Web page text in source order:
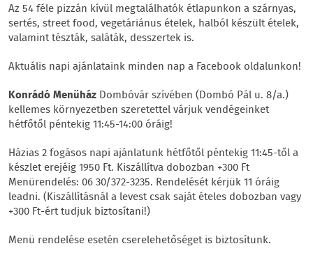
Az 54 féle pizzán kívül megtalálhatók étlapunkon a szárnyas,
sertés, street food, vegetáriánus ételek, halból készült ételek,
valamint tészták, saláták, desszertek is.
Aktuális napi ajánlataink minden nap a Facebook oldalunkon!
Konrádó Menüház Dombóvár szívében (Dombó Pál u. 8/a.)
kellemes környezetben szeretettel várjuk vendégeinket
hétfőtől péntekig 11:45-14:00 óráig!
Házias 2 fogásos napi ajánlatunk hétfőtől péntekig11:45-től a
készlet erejéig 1950 Ft. Kiszállítva dobozban +300 Ft
Menürendelés: 06 30/372-3235. Rendelését kérjük 11 óráig
leadni. (Kiszállításnál a levest csak saját ételes dobozban vagy
+300 Ft-ért tudjuk biztosítani!)
Menü rendelése esetén cserelehetőséget is biztosítunk.